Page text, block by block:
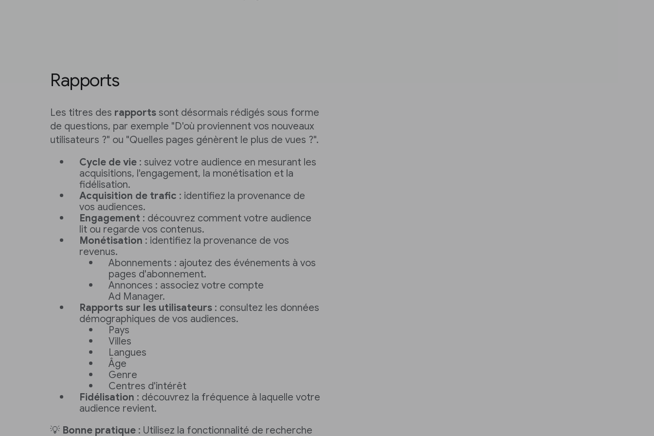
Rapports
Les titres des rapports sont désormais rédigés sous forme
de questions, par exemple "D'où proviennent vos nouveaux
utilisateurs ?" ou "Quelles pages génèrent le plus de vues ?".
Cycle de vie : suivez votre audience en mesurant les
acquisitions, l'engagement, la monétisation et la
fidélisation.
Acquisition de trafic : identifiez la provenance de
vos audiences.
Engagement : découvrez comment votre audience
lit ou regarde vos contenus.
Monétisation : identifiez la provenance de vos
revenus.
Abonnements : ajoutez des événements à vos
pages d'abonnement.
Annonces : associez votre compte
Ad Manager.
Rapports sur les utilisateurs : consultez les données
démographiques de vos audiences.
Pays
Villes
Langues
Âge
Genre
Centres d'intérêt
Fidélisation : découvrez la fréquence à laquelle votre
audience revient.
💡 Bonne pratique : Utilisez la fonctionnalité de recherche